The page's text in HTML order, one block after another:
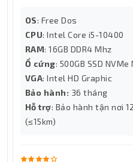
OS: Free Dos
CPU: Intel Core i5-10400
RAM: 16GB DDR4 Mhz
Ổ cứng: 500GB SSD NVMe
VGA: Intel HD Graphic
Bảo hành: 36 tháng
Hỗ trợ: Bảo hành tận nơi
(≤15km)